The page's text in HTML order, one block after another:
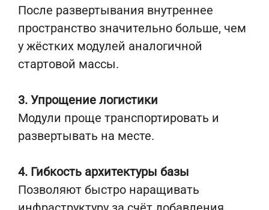
После развертывания внутреннее
пространство значительно больше, чем
у жёстких модулей аналогичной
стартовой массы.
3. Упрощение логистики
Модули проще транспортировать и
развертывать на месте.
4. Гибкость архитектуры базы
Позволяют быстро наращивать